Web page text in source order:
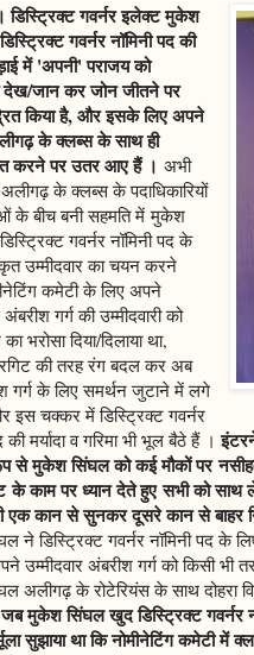
गवर्नर इलेक्ट मुकेश
गवर्नर नॉमिनी पद की
में 'अपनी' पराजय को
देख/जान कर जोन जीतने पर
किया है, और इसके लिए अपने
के क्लब्स के साथ ही
करने पर उतर आए हैं । अभी
अलीगढ़ के क्लब्स के पदाधिकारियों
के बीच बनी सहमति में मुकेश
गवर्नर नॉमिनी पद के
उम्मीदवार का चयन करने
कमेटी के लिए अपने
अंबरीश गर्ग की उम्मीदवारी को
भरोसा दिया/दिलाया था,
की तरह रंग बदल कर अब
गर्ग के लिए समर्थन जुटाने में लगे
इस चक्कर में डिस्ट्रिक्ट गवर्नर
मर्यादा व गरिमा भी भूल बैठे हैं ।
से मुकेश सिंघल को कई मौकों पर
के काम पर ध्यान देते हुए सभी को
एक कान से सुनकर दूसरे कान से बाहर
ने डिस्ट्रिक्ट गवर्नर नॉमिनी पद के
उम्मीदवार अंबरीश गर्ग को किसी भी
अलीगढ़ के रोटेरियंस के साथ दोहरा
जब मुकेश सिंघल खुद डिस्ट्रिक्ट गवर्नर
सुझाया था कि नोमीनेटिंग कमेटी में